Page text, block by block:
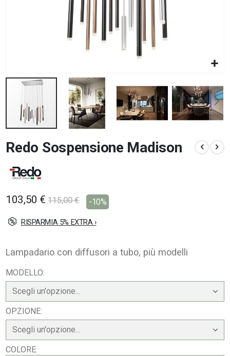
all'inizio
della
galleria
di
Redo Sospensione Madison
103,50 € 115,00 € -10%
RISPARMIA 5% EXTRA ›
Lampadario con diffusori a tubo, più modelli
MODELLO
OPZIONE
COLORE